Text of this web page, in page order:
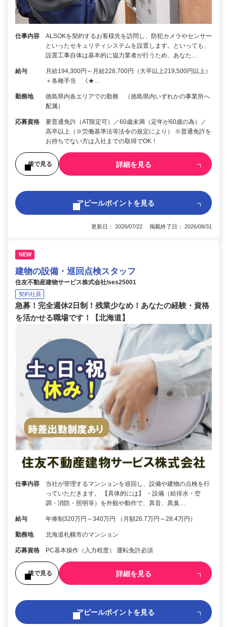
仕事内容
ALSOKを契約するお客様先を訪問し、防犯カメラやセンサー
といったセキュリティシステムを設置します。といっても、
設置工事自体は基本的に協力業者が行うため、あなた…
給与
月給194,300円～月給228,700円（大卒以上219,500円以上）
＋各種手当 《★…
勤務地
徳島県内各エリアでの勤務 （徳島県内いずれかの事業所へ
配属）
応募資格
要普通免許（AT限定可）／60歳未満（定年が60歳の為）／
高卒以上（※労働基準法等法令の規定により） ※普通免許を
お持ちでない方は入社までの取得でOK！
後で見る 詳細を見る
アピールポイントを見る
更新日： 2026/07/22 掲載終了日： 2026/08/31
NEW
建物の設備・巡回点検スタッフ
住友不動産建物サービス株式会社/ses25001
契約社員
急募！完全週休2日制！残業少なめ！あなたの経験・資格
を活かせる職場です！【北海道】
仕事内容
当社が管理するマンションを巡回し、設備や建物の点検を行
っていただきます。 【具体的には】 ・設備（給排水・空
調・消防・照明等）を外観や動作で、異音、異臭…
給与 年俸制320万円～340万円 （月額26.7万円～28.4万円）
勤務地 北海道札幌市のマンション
応募資格 PC基本操作（入力程度） 運転免許必須
後で見る 詳細を見る
アピールポイントを見る